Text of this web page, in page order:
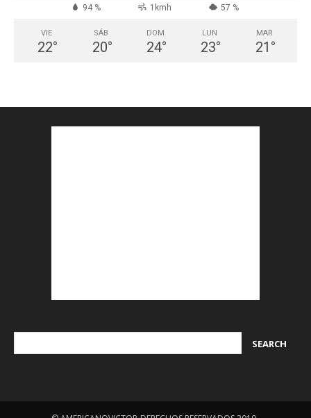
94 % 1kmh 57 %
VIE
22°
SÁB
20°
DOM
24°
LUN
23°
MAR
21 °